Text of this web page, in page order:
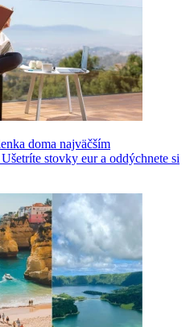
doma najväčším
stovky eur a oddýchnete si